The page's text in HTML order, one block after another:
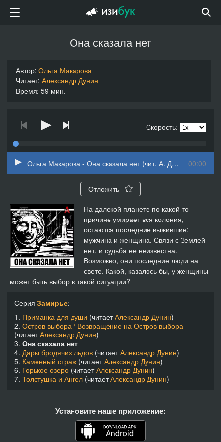
Она сказала нет
Автор: Ольга Макарова
Читает: Александр Дунин
Время: 59 мин.
Скорость:
00:00
Ольга Макарова - Она сказала нет (чит. А. Дунин)
Отложить
На далекой планете по какой-то
причине умирает вся колония,
остаются последние выжившие:
мужчина и женщина. Связи с Землей
нет, и судьба ее неизвестна.
Возможно, они последние люди на
свете. Какой, казалось бы, у женщины
может быть выбор в такой ситуации?
Серия Замирье:
1. Приманка для души (читаетАлександр Дунин)
2. Остров выбора / Возвращение на Остров выбора
(читаетАлександр Дунин)
3. Она сказала нет
4. Дары бродячих льдов (читаетАлександр Дунин)
5. Каменный страж (читаетАлександр Дунин)
6. Горькое озеро (читаетАлександр Дунин)
7. Толстушка и Ангел (читаетАлександр Дунин)
Установите наше приложение: